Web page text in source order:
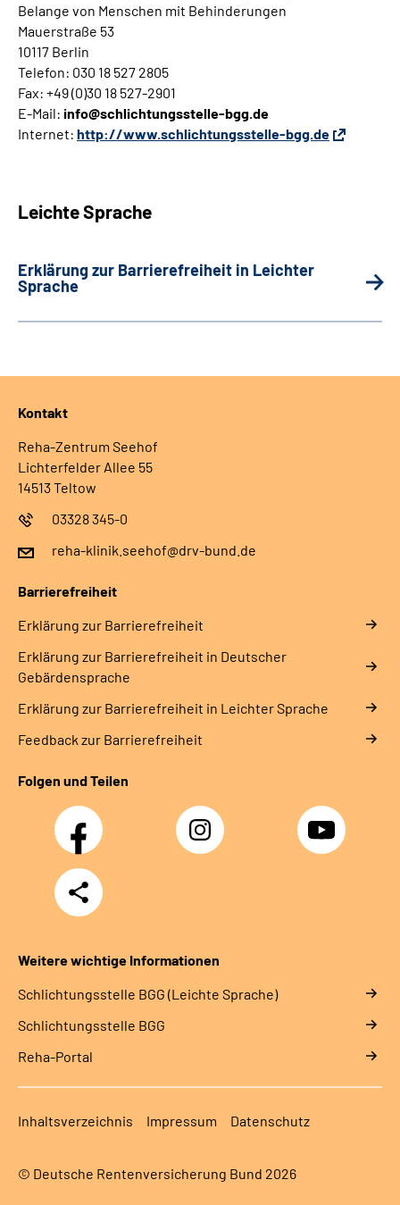
Belange von Menschen mit Behinderungen
Mauerstraße 53
10117 Berlin
Telefon: 030 18 527 2805
Fax: +49 (0)30 18 527-2901
E-Mail: info@schlichtungsstelle-bgg.de
Internet: http://www.schlichtungsstelle-bgg.de
Leichte Sprache
Erklärung zur Barrierefreiheit in Leichter
Sprache
Kontakt
Reha-Zentrum Seehof
Lichterfelder Allee 55
14513 Teltow
03328 345-0
reha-klinik.seehof@drv-bund.de
Barrierefreiheit
Erklärung zur Barrierefreiheit
Erklärung zur Barrierefreiheit in Deutscher
Gebärdensprache
Erklärung zur Barrierefreiheit in Leichter Sprache
Feedback zur Barrierefreiheit
Folgen und Teilen
Facebook Instagram YouTube
Teilen
Weitere wichtige Informationen
Schlich­tungs­stel­le BGG (Leichte Sprache)
Schlich­tungs­stel­le BGG
Reha-Portal
Inhaltsverzeichnis Impressum Datenschutz
© Deutsche Rentenversicherung Bund 2026